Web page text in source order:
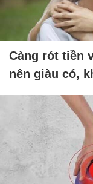
Càng rót tiền
nên giàu có,